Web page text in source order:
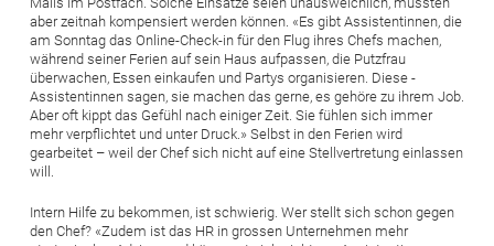
aber zeitnah kompensiert werden können. «Es gibt Assistentinnen, die
am Sonntag das Online-Check-in für den Flug ihres Chefs machen,
während seiner Ferien auf sein Haus aufpassen, die Putzfrau
überwachen, Essen einkaufen und Partys organisieren. Diese ­
Assistentinnen sagen, sie machen das gerne, es gehöre zu ihrem Job.
Aber oft kippt das Gefühl nach einiger Zeit. Sie fühlen sich immer
mehr verpflichtet und unter Druck.» Selbst in den Ferien wird
gearbeitet – weil der Chef sich nicht auf eine Stellvertretung einlassen
will.
Intern Hilfe zu bekommen, ist schwierig. Wer stellt sich schon gegen
den Chef? «Zudem ist das HR in grossen Unternehmen mehr